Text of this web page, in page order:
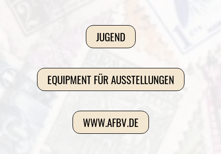
JUGEND
EQUIPMENT FÜR AUSSTELLUNGEN
WWW.AFBV.DE